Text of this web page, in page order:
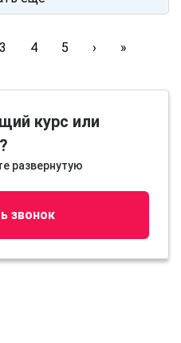
3 4 5 › »
курс или
развернутую
звонок